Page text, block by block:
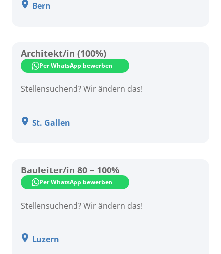
Bern
Architekt/in (100%)
Per WhatsApp bewerben
Stellensuchend? Wir ändern das!
St. Gallen
Bauleiter/in 80 – 100%
Per WhatsApp bewerben
Stellensuchend? Wir ändern das!
Luzern